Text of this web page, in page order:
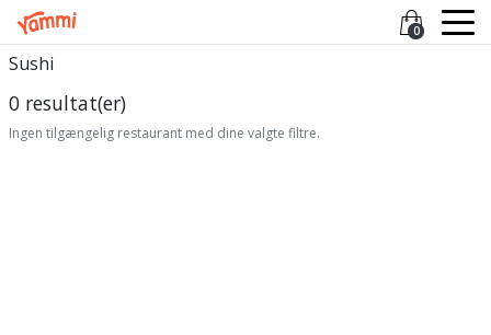
0
Sushi
0 resultat(er)
Ingen tilgængelig restaurant med dine valgte filtre.